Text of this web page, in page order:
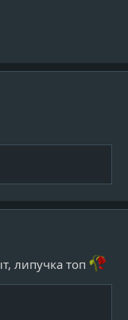
липучка топ